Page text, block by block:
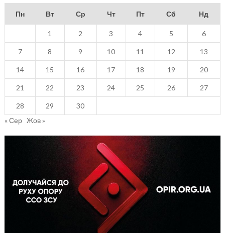
Пн Вт Ср Чт Пт Сб Нд
1 2 3 4 5 6
7 8 9 10 11 12 13
14 15 16 17 18 19 20
21 22 23 24 25 26 27
28 29
30
« Сер Жов »